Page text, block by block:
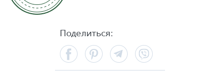
Поделиться:
FacebookPinterest Telegram